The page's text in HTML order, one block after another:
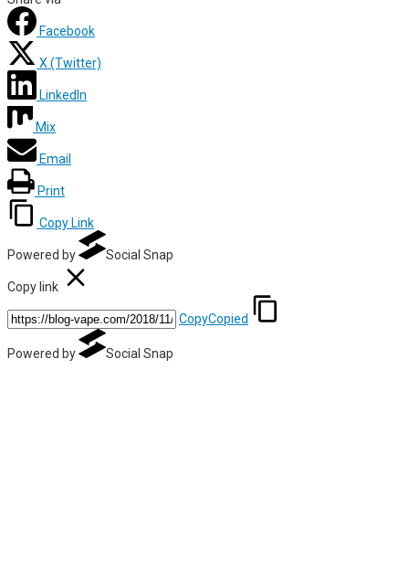
Facebook
X (Twitter)
LinkedIn
Mix
Email
Print
Copy Link
Powered by Social Snap
Copy link
CopyCopied
Powered by Social Snap